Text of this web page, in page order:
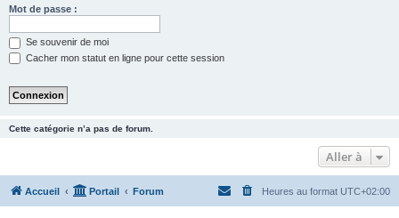
Mot de passe :
Se souvenir de moi
Cacher mon statut en ligne pour cette session
Cette catégorie n’a pas de forum.
Aller à
Accueil Portail Forum Heures au format UTC+02:00